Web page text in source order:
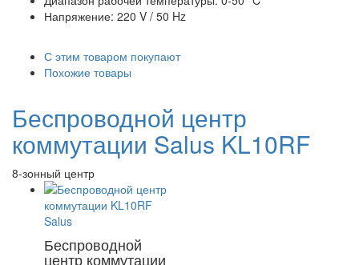
Напряжение: 220 V / 50 Hz
С этим товаром покупают
Похожие товары
Беспроводной центр
коммутации Salus KL10RF
8-зонный центр
Беспроводной
центр коммутации